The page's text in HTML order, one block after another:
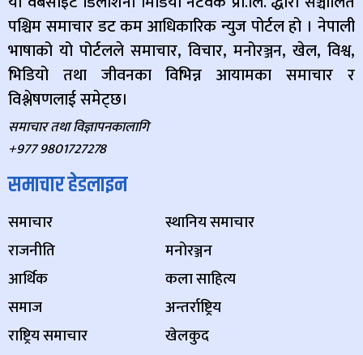
पश्चिम समाचार डट कम आधिकारिक न्युज पोर्टल हो । नेपाली
भाषाको यो पोर्टलले समाचार, विचार, मनोरञ्जन, खेल, विश्व,
भिडियो तथा जीवनका विभिन्न आयामका समाचार र
विश्लेषणलाई समेट्छ।
समाचार तथा विज्ञापनकालागि
+977 9801727278
समाचार हेडलाइन
समाचार
राजनीति
आर्थिक
समाज
राष्ट्रिय समाचार
स्थानिय समाचार
मनोरञ्जन
कला साहित्य
अन्तर्राष्ट्रिय
खेलकुद